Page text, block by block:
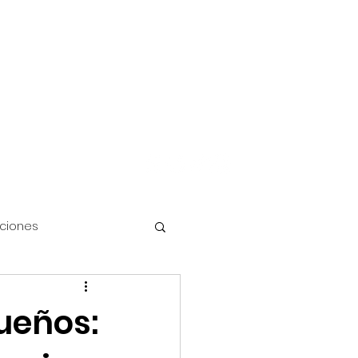
Disney Cruise Line